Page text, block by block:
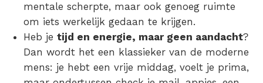
mentale scherpte, maar ook genoeg ruimte
om iets werkelijk gedaan te krijgen.
Heb je tijd en energie, maar geen aandacht?
Dan wordt het een klassieker van de moderne
mens: je hebt een vrije middag, voelt je prima,